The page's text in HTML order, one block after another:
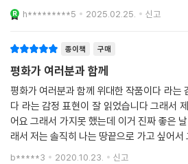
[한 사람이 플라톤전집을 완역하는 것은 아닐
물론 천병희는 어디에서도 플라톤전집 완역을
라톤 대화편 번역에 ‘올인’하고 있었기 때문
천병희는 왜 하필 플라톤 대화편에 집중하느
다른 일 안 하고 이것만 하니까. 다른 사람들
시간 동안…….” 플라톤전집을 기대하게 된
2019년 4월, 처음으로 선보이는 「에우튀프론
노스」가 포함된 7편의 대화편을 묶은 플라
지 않은 플라톤 대화편과 플라톤이 직접 쓴
h*********5 2025.02.25. 신고
종이책 구매
평화가 여러분과 함께
평화가 여러분과 함께 위대한 작품이다 라는
다 라는 감정 표현이 잘 읽었습니다 그래서
어요 그래서 가지못 했는데 이거 진짜 좋은
래서 저는 솔직히 나는 땅끝으로 가고 싶어
싶습니다 제가 초등학교때 같이 했던 기억이
b*****3 2020.10.23. 신고